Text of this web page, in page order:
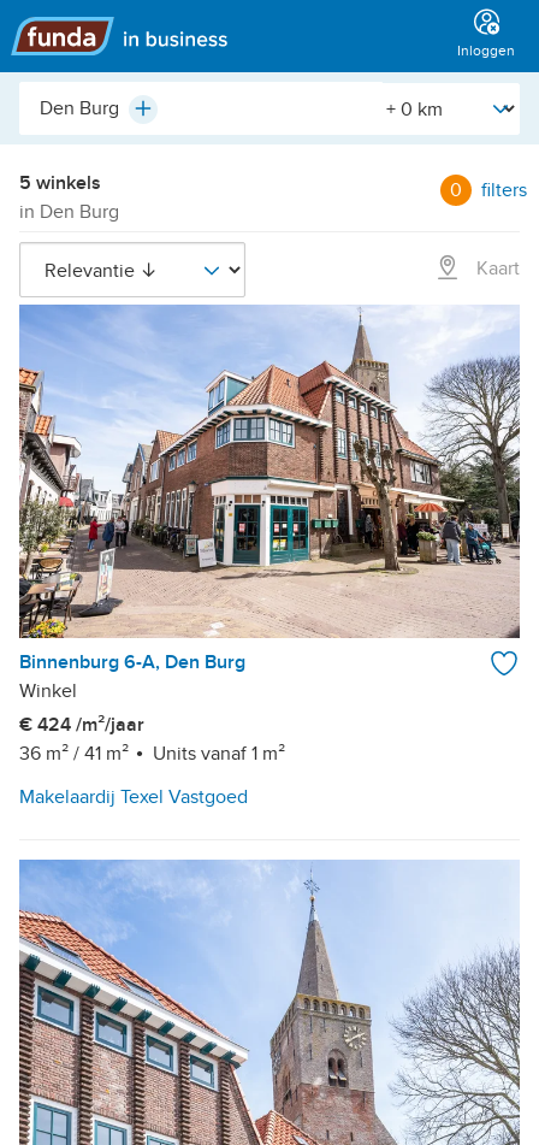
Hoofdmenu
Inloggen
Plaats,
etc.
Plus [Straal]
5 winkels
in Den Burg
0 filters
Kaart
Binnenburg 6-A, Den Burg
Winkel
€ 424 /m²/jaar
36 m² / 41 m²
Units vanaf 1 m²
Makelaardij Texel Vastgoed